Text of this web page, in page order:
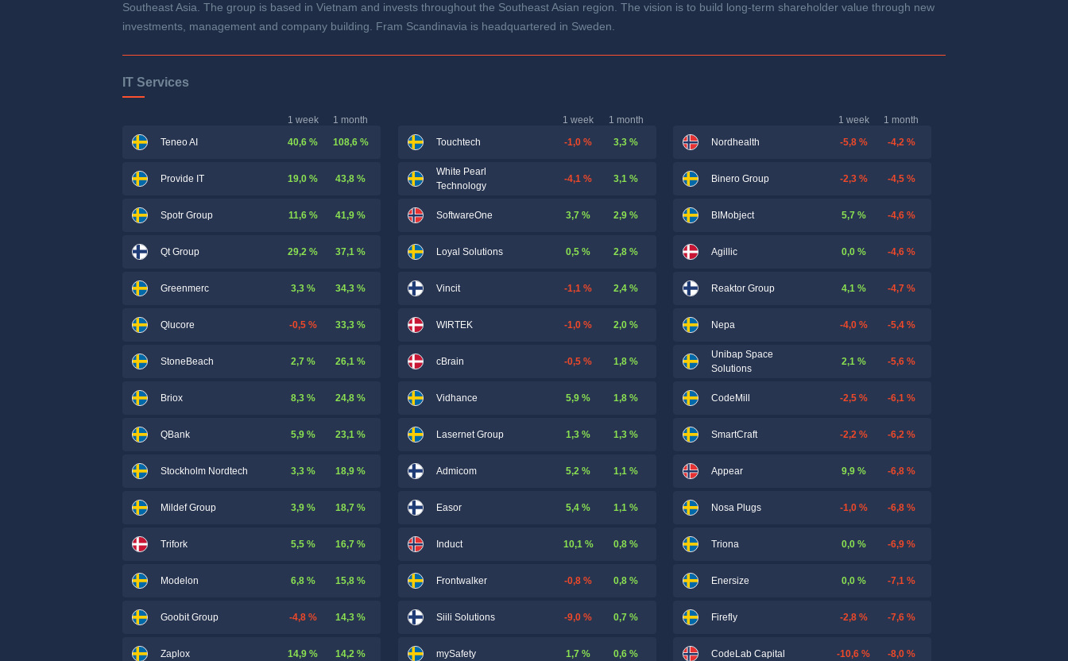
Southeast Asia. The group is based in Vietnam and invests throughout the Southeast Asian region. The vision is to build long-term shareholder value through new
investments, management and company building. Fram Scandinavia is headquartered in Sweden.
IT Services
1 week
1 month
Teneo AI
40,6 % 108,6 %
Provide IT 19,0 % 43,8 %
Spotr Group 11,6 % 41,9 %
Qt Group 29,2 % 37,1 %
Greenmerc 3,3 % 34,3 %
Qlucore -0,5 % 33,3 %
StoneBeach 2,7 % 26,1 %
Briox 8,3 % 24,8 %
QBank 5,9 % 23,1 %
Stockholm Nordtech 3,3 % 18,9 %
Mildef Group 3,9 % 18,7 %
Trifork 5,5 % 16,7 %
Modelon 6,8 % 15,8 %
Goobit Group -4,8 % 14,3 %
Zaplox 14,9 % 14,2 %
1 week
1 month
Touchtech
-1,0 % 3,3 %
White Pearl
Technology
-4,1 % 3,1 %
SoftwareOne 3,7 % 2,9 %
Loyal Solutions 0,5 % 2,8 %
Vincit -1,1 % 2,4 %
WIRTEK -1,0 % 2,0 %
cBrain -0,5 % 1,8 %
Vidhance 5,9 % 1,8 %
Lasernet Group 1,3 % 1,3 %
Admicom 5,2 % 1,1 %
Easor 5,4 % 1,1 %
Induct 10,1 % 0,8 %
Frontwalker -0,8 % 0,8 %
Siili Solutions -9,0 % 0,7 %
mySafety 1,7 % 0,6 %
1 week
1 month
Nordhealth
-5,8 % -4,2 %
Binero Group -2,3 % -4,5 %
BIMobject 5,7 % -4,6 %
Agillic 0,0 % -4,6 %
Reaktor Group 4,1 % -4,7 %
Nepa -4,0 % -5,4 %
Unibap Space
Solutions
2,1 % -5,6 %
CodeMill -2,5 % -6,1 %
SmartCraft -2,2 % -6,2 %
Appear 9,9 % -6,8 %
Nosa Plugs -1,0 % -6,8 %
Triona 0,0 % -6,9 %
Enersize 0,0 % -7,1 %
Firefly -2,8 % -7,6 %
CodeLab Capital -10,6 % -8,0 %